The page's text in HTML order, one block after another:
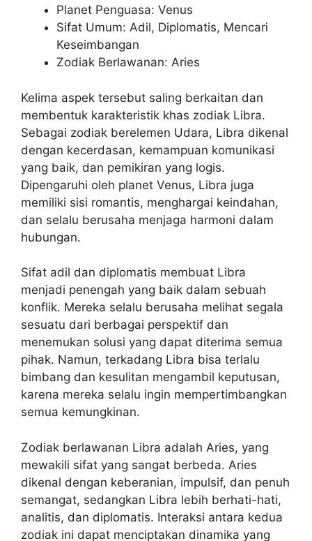
Planet Penguasa: Venus
Sifat Umum: Adil, Diplomatis, Mencari
Keseimbangan
Zodiak Berlawanan: Aries
Kelima aspek tersebut saling berkaitan dan
membentuk karakteristik khas zodiak Libra.
Sebagai zodiak berelemen Udara, Libra dikenal
dengan kecerdasan, kemampuan komunikasi
yang baik, dan pemikiran yang logis.
Dipengaruhi oleh planet Venus, Libra juga
memiliki sisi romantis, menghargai keindahan,
dan selalu berusaha menjaga harmoni dalam
hubungan.
Sifat adil dan diplomatis membuat Libra
menjadi penengah yang baik dalam sebuah
konflik. Mereka selalu berusaha melihat segala
sesuatu dari berbagai perspektif dan
menemukan solusi yang dapat diterima semua
pihak. Namun, terkadang Libra bisa terlalu
bimbang dan kesulitan mengambil keputusan,
karena mereka selalu ingin mempertimbangkan
semua kemungkinan.
Zodiak berlawanan Libra adalah Aries, yang
mewakili sifat yang sangat berbeda. Aries
dikenal dengan keberanian, impulsif, dan penuh
semangat, sedangkan Libra lebih berhati-hati,
analitis, dan diplomatis. Interaksi antara kedua
zodiak ini dapat menciptakan dinamika yang